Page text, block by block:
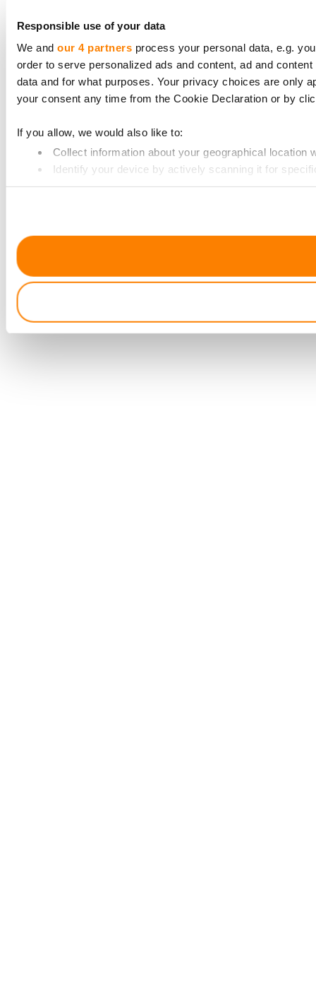
Responsible use of your data
We and our 4 partnersprocess your personal data, e.g.
order to serve personalized ads and content, ad and
data and for what purposes. Your privacy choices are only
your consent any time from the Cookie Declaration or by
If you allow, we would also like to:
Collect information about your geographical
Identify your device by actively scanning it for
Find out more about how your personal data is processed